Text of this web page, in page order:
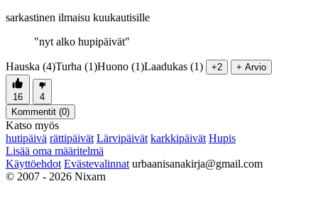
sarkastinen ilmaisu kuukautisille
"nyt alko hupipäivät"
Hauska (4)Turha (1)Huono (1)Laadukas (1) +2 + Arvio
16
4
Kommentit (0)
Katso myös
hutipäivä rättipäivät Lärvipäivät karkkipäivät Hupis
Lisää oma määritelmä
Käyttöehdot Evästevalinnat urbaanisanakirja@gmail.com
© 2007 - 2026 Nixarn